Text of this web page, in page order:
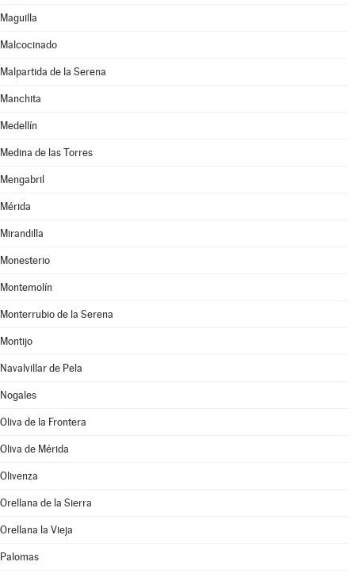
Maguilla
Malcocinado
Malpartida de la Serena
Manchita
Medellín
Medina de las Torres
Mengabril
Mérida
Mirandilla
Monesterio
Montemolín
Monterrubio de la Serena
Montijo
Navalvillar de Pela
Nogales
Oliva de la Frontera
Oliva de Mérida
Olivenza
Orellana de la Sierra
Orellana la Vieja
Palomas